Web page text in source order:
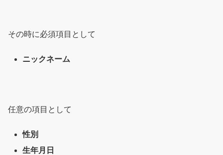
その時に必須項目として
ニックネーム
任意の項目として
性別
生年月日